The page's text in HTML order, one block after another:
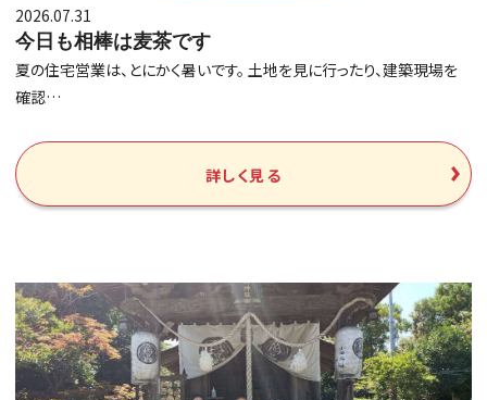
2026.07.31
今日も相棒は麦茶です
夏の住宅営業は、とにかく暑いです。 土地を見に行ったり、建築現場を
確認…
詳しく見る